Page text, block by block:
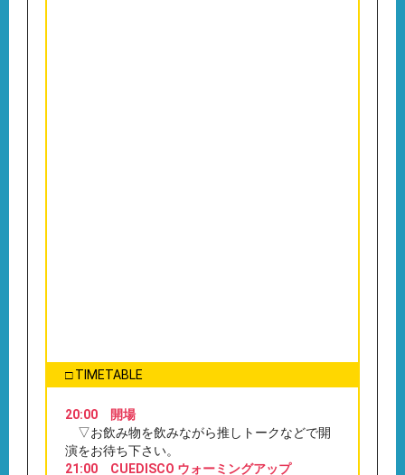
□ TIMETABLE
20:00 開場
▽お飲み物を飲みながら推しトークなどで開
演をお待ち下さい。
21:00 CUEDISCO ウォーミングアップ